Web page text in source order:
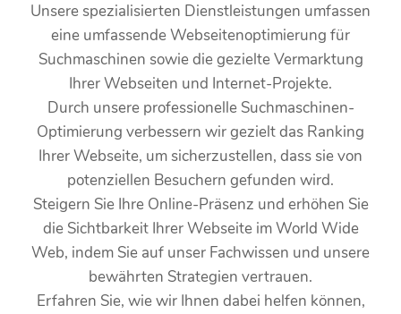
Unsere spezialisierten Dienstleistungen umfassen
eine umfassende Webseitenoptimierung für
Suchmaschinen sowie die gezielte Vermarktung
Ihrer Webseiten und Internet-Projekte.
Durch unsere professionelle Suchmaschinen-
Optimierung verbessern wir gezielt das Ranking
Ihrer Webseite, um sicherzustellen, dass sie von
potenziellen Besuchern gefunden wird.
Steigern Sie Ihre Online-Präsenz und erhöhen Sie
die Sichtbarkeit Ihrer Webseite im World Wide
Web, indem Sie auf unser Fachwissen und unsere
bewährten Strategien vertrauen.
Erfahren Sie, wie wir Ihnen dabei helfen können,